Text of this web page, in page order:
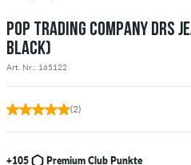
POP TRADING COMPANY DRS
BLACK)
Art. Nr.: 165122
(2)
+105 Premium Club Punkte